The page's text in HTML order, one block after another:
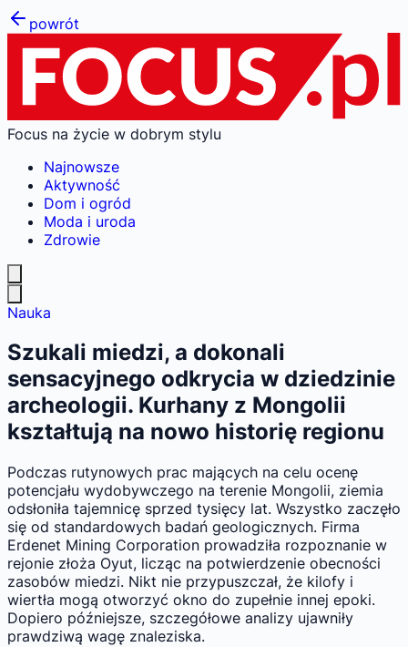
powrót
Focus na życie w dobrym stylu
Najnowsze
Aktywność
Dom i ogród
Moda i uroda
Zdrowie
Nauka
Szukali miedzi, a dokonali
sensacyjnego odkrycia w dziedzinie
archeologii. Kurhany z Mongolii
kształtują na nowo historię regionu
Podczas rutynowych prac mających na celu ocenę
potencjału wydobywczego na terenie Mongolii, ziemia
odsłoniła tajemnicę sprzed tysięcy lat. Wszystko zaczęło
się od standardowych badań geologicznych. Firma
Erdenet Mining Corporation prowadziła rozpoznanie w
rejonie złoża Oyut, licząc na potwierdzenie obecności
zasobów miedzi. Nikt nie przypuszczał, że kilofy i
wiertła mogą otworzyć okno do zupełnie innej epoki.
Dopiero późniejsze, szczegółowe analizy ujawniły
prawdziwą wagę znaleziska.